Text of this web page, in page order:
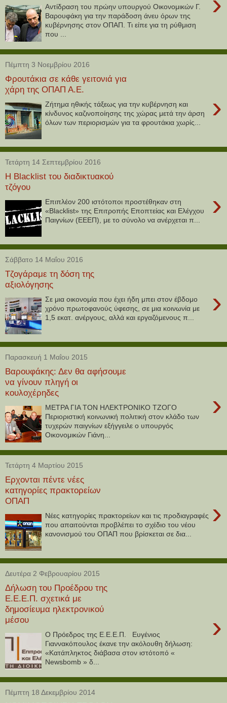
Αντίδραση του πρώην υπουργού Οικονομικών Γ.
Βαρουφάκη για την παράδοση άνευ όρων της
κυβέρνησης στον ΟΠΑΠ. Τι είπε για τη ρύθμιση
που ...
Πέμπτη 3 Νοεμβρίου 2016
Φρουτάκια σε κάθε γειτονιά για
χάρη της ΟΠΑΠ Α.Ε.
›
Zήτημα ηθικής τάξεως για την κυβέρνηση και
κίνδυνος καζινοποίησης της χώρας μετά την άρση
όλων των περιορισμών για τα φρουτάκια χωρίς...
Τετάρτη 14 Σεπτεμβρίου 2016
Η Blacklist του διαδικτυακού
τζόγου
›
Επιπλέον 200 ιστότοποι προστέθηκαν στη
«Blacklist» της Επιτροπής Εποπτείας και Ελέγχου
Παιγνίων (ΕΕΕΠ), με το σύνολο να ανέρχεται π...
Σάββατο 14 Μαΐου 2016
Τζογάραμε τη δόση της
αξιολόγησης
›
Σε μια οικονομία που έχει ήδη μπει στον έβδομο
χρόνο πρωτοφανούς ύφεσης, σε μια κοινωνία με
1,5 εκατ. ανέργους, αλλά και εργαζόμενους π...
Παρασκευή 1 Μαΐου 2015
Βαρουφάκης: Δεν θα αφήσουμε
να γίνουν πληγή οι
κουλοχέρηδες
›
ΜΕΤΡΑ ΓΙΑ ΤΟΝ ΗΛΕΚΤΡΟΝΙΚΟ ΤΖΟΓΟ
Περιοριστική κοινωνική πολιτική στον κλάδο των
τυχερών παιγνίων εξήγγειλε ο υπουργός
Οικονομικών Γιάνη...
Τετάρτη 4 Μαρτίου 2015
Ερχονται πέντε νέες
κατηγορίες πρακτορείων
ΟΠΑΠ
›
Νέες κατηγορίες πρακτορείων και τις προδιαγραφές
που απαιτούνται προβλέπει το σχέδιο του νέου
κανονισμού του ΟΠΑΠ που βρίσκεται σε δια...
Δευτέρα 2 Φεβρουαρίου 2015
Δήλωση του Προέδρου της
Ε.Ε.Ε.Π. σχετικά με
δημοσίευμα ηλεκτρονικού
μέσου
›
O Πρόεδρος της Ε.Ε.Ε.Π. Ευγένιος
Γιαννακόπουλος έκανε την ακόλουθη δήλωση:
«Κατάπληκτος διάβασα στον ιστότοπό «
Newsbomb » δ...
Πέμπτη 18 Δεκεμβρίου 2014